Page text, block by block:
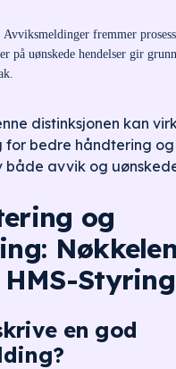
Avviksmeldinger fremmer
på uønskede hendelser gir
distinksjonen kan
for bedre håndtering og
avvik og
og
Styring
en god